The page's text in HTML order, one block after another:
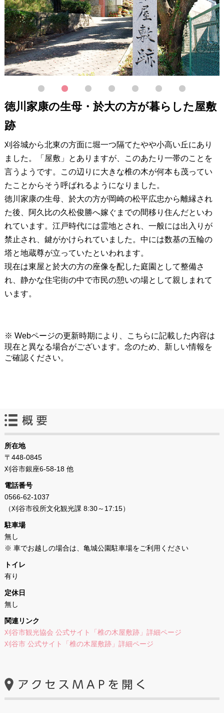
徳川家康の生母・於大の方が暮らした屋敷
跡
刈谷城から北東の方面に堀一つ隔てたやや小高い丘にあり
ました。「屋敷」とありますが、このあたり一帯のことを
言うようです。この辺りに大きな椎の木が何本も茂ってい
たことからそう呼ばれるようになりました。
徳川家康の生母、於大の方が岡崎の松平広忠から離縁され
た後、阿久比の久松俊勝へ嫁ぐまでの間移り住んだといわ
れています。江戸時代には霊地とされ、一般には出入りが
禁止され、鍵がかけられていました。中には数基の五輪の
塔と地蔵尊が立っていたといわれます。
現在は東屋と於大の方の座像を配した庭園として整備さ
れ、静かな住宅街の中で市民の憩いの場として親しまれて
います。
※ Webページの更新時期により、こちらに記載した内容は
現在と異なる場合がございます。念のため、新しい情報を
ご確認ください。
所在地
〒448-0845
刈谷市銀座6-58-18 他
電話番号
0566-62-1037
（刈谷市役所文化観光課 8:30～17:15）
駐車場
無し
※ 車でお越しの場合は、亀城公園駐車場をご利用ください
トイレ
有り
定休日
無し
関連リンク
刈谷市観光協会 公式サイト「椎の木屋敷跡」詳細ページ
刈谷市 公式サイト「椎の木屋敷跡」詳細ページ